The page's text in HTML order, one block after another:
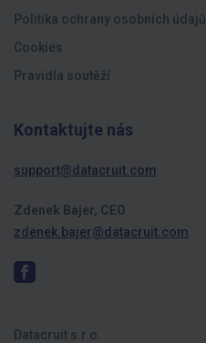
Politika ochrany osobních údajů
Cookies
Pravidla soutěží
Kontaktujte nás
support@datacruit.com
Zdenek Bajer, CEO
zdenek.bajer@datacruit.com
Datacruit s.r.o.